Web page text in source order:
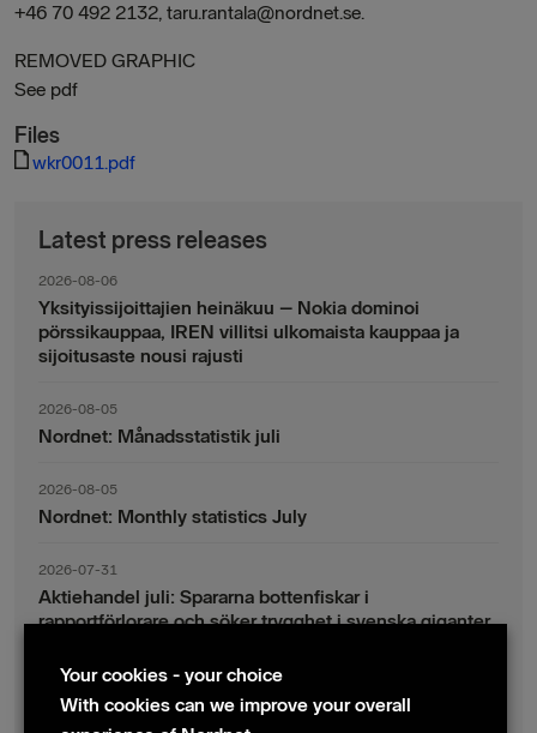
+46 70 492 2132, taru.rantala@nordnet.se.
REMOVED GRAPHIC
See pdf
Files
wkr0011.pdf
Latest press releases
2026-08-06
Yksityissijoittajien heinäkuu – Nokia dominoi
pörssikauppaa, IREN villitsi ulkomaista kauppaa ja
sijoitusaste nousi rajusti
2026-08-05
Nordnet: Månadsstatistik juli
2026-08-05
Nordnet: Monthly statistics July
2026-07-31
Aktiehandel juli: Spararna bottenfiskar i
rapportförlorare och söker trygghet i svenska giganter
2026-07-30
Fondsparande juli: Vinsthemtagningar i teknik – men
indexsparandet ligger fast
Your cookies - your choice
With cookies can we improve your overall